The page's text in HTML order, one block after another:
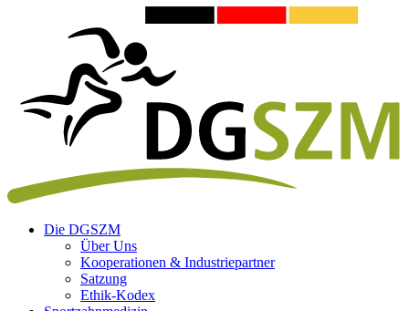
Die DGSZM
Über Uns
Kooperationen & Industriepartner
Satzung
Ethik-Kodex